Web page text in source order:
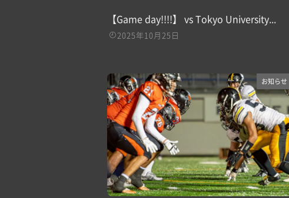
【Game day!!!!】 vs Tokyo University...
2025年10月25日
お知らせ